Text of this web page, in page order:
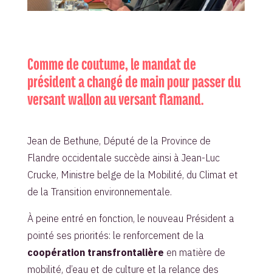
Comme de coutume, le mandat de
président a changé de main pour passer du
versant wallon au versant flamand.
Jean de Bethune, Député de la Province de
Flandre occidentale succède ainsi à Jean-Luc
Crucke, Ministre belge de la Mobilité, du Climat et
de la Transition environnementale.
À peine entré en fonction, le nouveau Président a
pointé ses priorités: le renforcement de la
coopération transfrontalière en matière de
mobilité, d’eau et de culture et la relance des